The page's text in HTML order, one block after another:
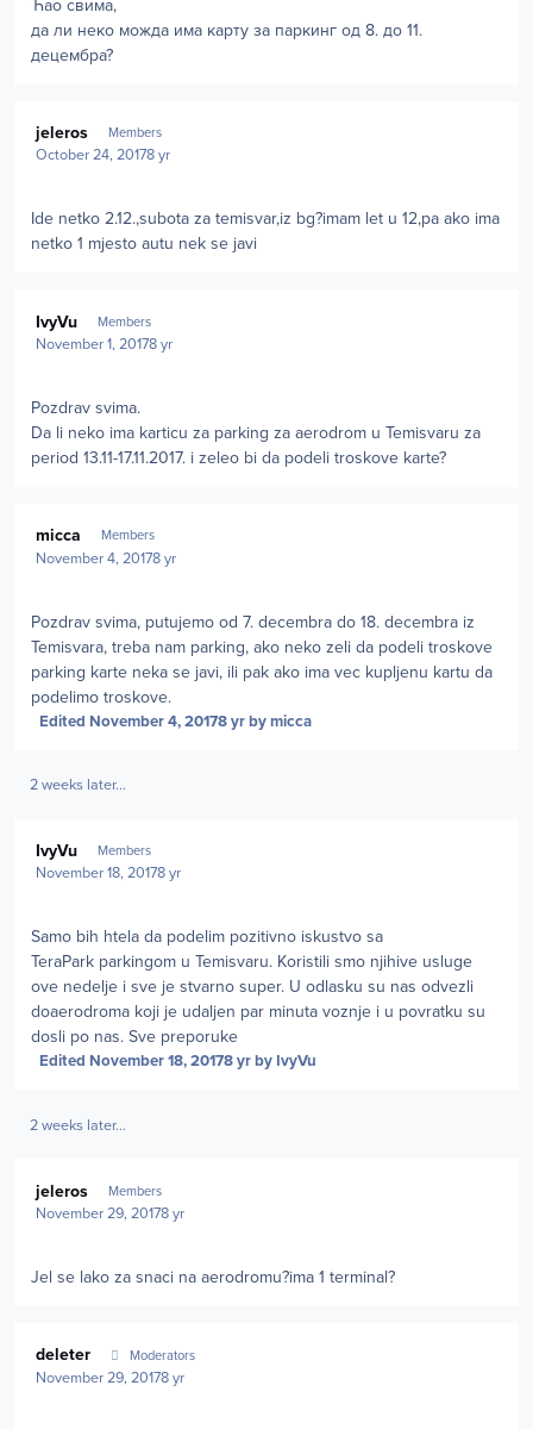
Ћао свима,
да ли неко можда има карту за паркинг од 8. до 11.
децембра?
jeleros Members
October 24, 20178 yr
Ide netko 2.12.,subota za temisvar,iz bg?imam let u 12,pa ako ima
netko 1 mjesto autu nek se javi
IvyVu Members
November 1, 20178 yr
Pozdrav svima.
Da li neko ima karticu za parking za aerodrom u Temisvaru za
period 13.11-17.11.2017. i zeleo bi da podeli troskove karte?
micca Members
November 4, 20178 yr
Pozdrav svima, putujemo od 7. decembra do 18. decembra iz
Temisvara, treba nam parking, ako neko zeli da podeli troskove
parking karte neka se javi, ili pak ako ima vec kupljenu kartu da
podelimo troskove.
Edited November 4, 20178 yrby micca
2 weeks later...
IvyVu Members
November 18, 20178 yr
Samo bih htela da podelim pozitivno iskustvo sa
TeraPark parkingom u Temisvaru. Koristili smo njihive usluge
ove nedelje i sve je stvarno super. U odlasku su nas odvezli
doaerodroma koji je udaljen par minuta voznje i u povratku su
dosli po nas. Sve preporuke
Edited November 18, 20178 yrby IvyVu
2 weeks later...
jeleros Members
November 29, 20178 yr
Jel se lako za snaci na aerodromu?ima 1 terminal?
deleter Moderators
November 29, 20178 yr